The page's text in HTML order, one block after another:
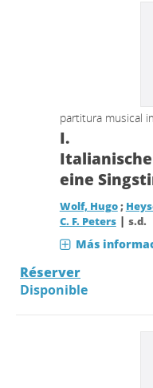
partitura musical
I.
eine
Wolf, Hugo;
C. F. Peters| s.d.
Más
Réserver
Disponible